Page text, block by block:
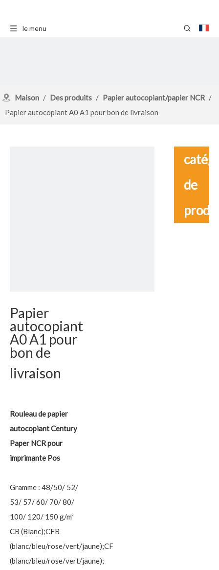
le menu
Maison / Des produits / Papier autocopiant/papier NCR /
Papier autocopiant A0 A1 pour bon de livraison
Papier
autocopiant
A0 A1 pour
bon de
livraison
Rouleau de papier
autocopiant Century
Paper NCR pour
imprimante Pos
Gramme : 48/50/ 52/
53/ 57/ 60/ 70/ 80/
100/ 120/ 150 g/m²
CB (Blanc);CFB
(blanc/bleu/rose/vert/jaune);CF
(blanc/bleu/rose/vert/jaune);
de